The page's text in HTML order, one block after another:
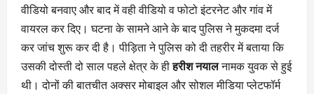
वीडियो बनवाए और बाद में वही वीडियो व फोटो इंटरनेट और गांव में
वायरल कर दिए। घटना के सामने आने के बाद पुलिस ने मुकदमा दर्ज
कर जांच शुरू कर दी है। पीड़िता ने पुलिस को दी तहरीर में बताया कि
उसकी दोस्ती दो साल पहले क्षेत्र के हीहरीश नयालनामक युवक से हुई
थी। दोनों की बातचीत अक्सर मोबाइल और सोशल मीडिया प्लेटफॉर्म